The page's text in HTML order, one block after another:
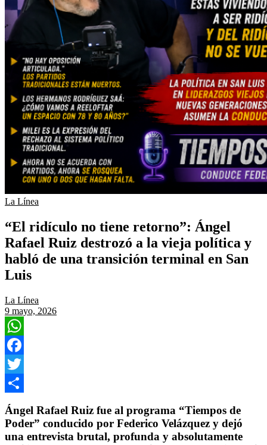
La Línea
“El ridículo no tiene retorno”: Ángel
Rafael Ruiz destrozó a la vieja política y
habló de una transición terminal en San
Luis
La Línea
9 mayo, 2026
WhatsApp
Facebook
Twitter
Compartir
Ángel Rafael Ruiz fue al programa “Tiempos de
Poder” conducido por Federico Velázquez y dejó
una entrevista brutal, profunda y absolutamente